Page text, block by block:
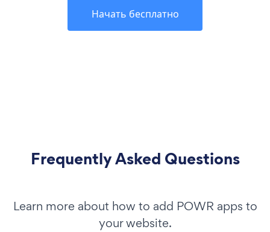
Начать бесплатно
Frequently Asked Questions
Learn more about how to add POWR apps to
your website.